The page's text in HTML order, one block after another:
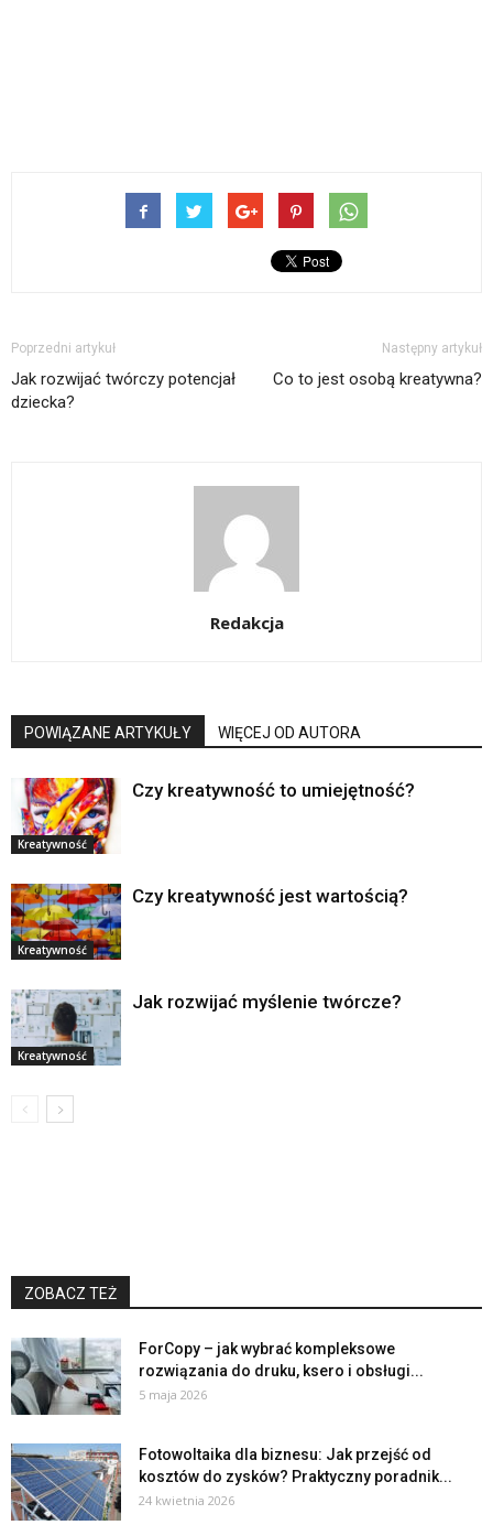
Poprzedni artykuł
Jak rozwijać twórczy potencjał
dziecka?
Następny artykuł
Co to jest osobą kreatywna?
Redakcja
POWIĄZANE ARTYKUŁY WIĘCEJ OD AUTORA
Kreatywność
Czy kreatywność to umiejętność?
Kreatywność
Czy kreatywność jest wartością?
Kreatywność
Jak rozwijać myślenie twórcze?
ZOBACZ TEŻ
ForCopy – jak wybrać kompleksowe
rozwiązania do druku, ksero i obsługi...
5 maja 2026
Fotowoltaika dla biznesu: Jak przejść od
kosztów do zysków? Praktyczny poradnik...
24 kwietnia 2026